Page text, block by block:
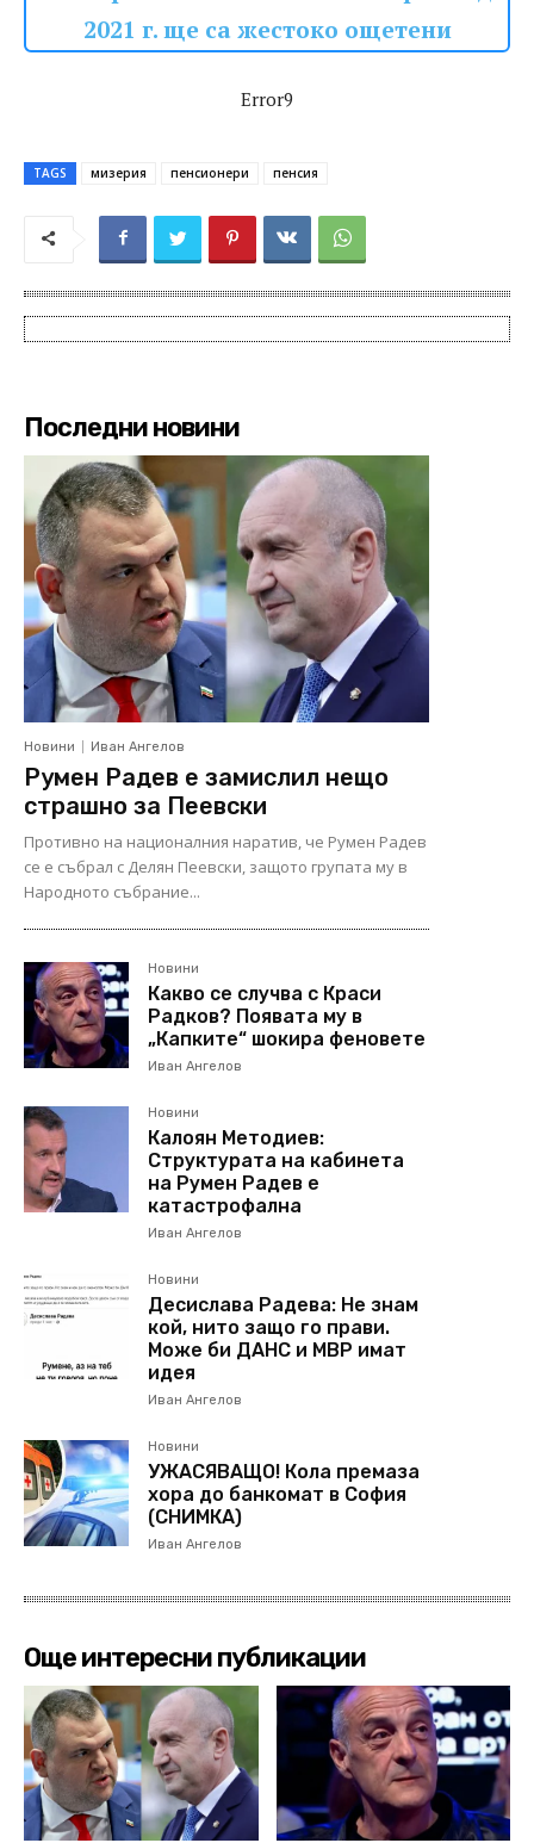
2021 г. ще са жестоко ощетени
Error9
TAGS мизерия пенсионери пенсия
Последни новини
Новини Иван Ангелов
Румен Радев е замислил нещо
страшно за Пеевски
Противно на националния наратив, че Румен Радев
се е събрал с Делян Пеевски, защото групата му в
Народното събрание...
Новини
Какво се случва с Краси
Радков? Появата му в
„Капките“ шокира феновете
Иван Ангелов
Новини
Калоян Методиев:
Структурата на кабинета
на Румен Радев е
катастрофална
Иван Ангелов
Новини
Десислава Радева: Не знам
кой, нито защо го прави.
Може би ДАНС и МВР имат
идея
Иван Ангелов
Новини
УЖАСЯВАЩО! Кола премаза
хора до банкомат в София
(СНИМКА)
Иван Ангелов
Още интересни публикации